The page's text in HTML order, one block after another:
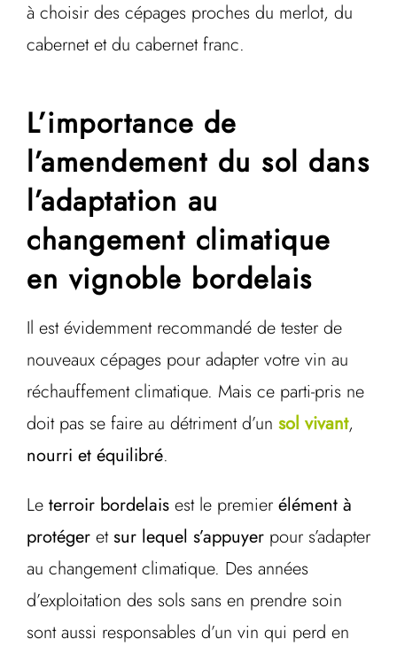
à choisir des cépages proches du merlot, du
cabernet et du cabernet franc.
L’importance de
l’amendement du sol dans
l’adaptation au
changement climatique
en vignoble bordelais
Il est évidemment recommandé de tester de
nouveaux cépages pour adapter votre vin au
réchauffement climatique. Mais ce parti-pris ne
doit pas se faire au détriment d’un sol vivant,
nourri et équilibré.
Le terroir bordelais est le premier élément à
protéger etsur lequel s’appuyer pour s’adapter
au changement climatique. Des années
d’exploitation des sols sans en prendre soin
sont aussi responsables d’un vin qui perd en